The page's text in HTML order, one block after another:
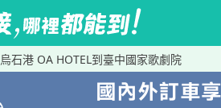
烏石港 OA HOTEL到臺中國家歌劇院